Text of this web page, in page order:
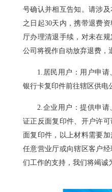
号确认并相互告知。请涉
之日起30天内，携带退费
厅办理清退手续，对未在
公司将视作自动放弃退费，
1.居民用户：用户申
银行卡复印件前往辖区供电
2.企业用户：提供申
证正反面复印件、开户许
面复印件，以上材料需要
任意营业厅或向辖区客户
们工作的支持，我们将竭诚